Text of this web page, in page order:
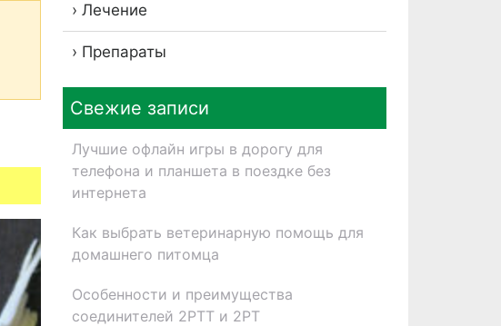
Лечение
Препараты
Свежие записи
Лучшие офлайн игры в дорогу для
телефона и планшета в поездке без
интернета
Как выбрать ветеринарную помощь для
домашнего питомца
Особенности и преимущества
соединителей 2РТТ и 2РТ